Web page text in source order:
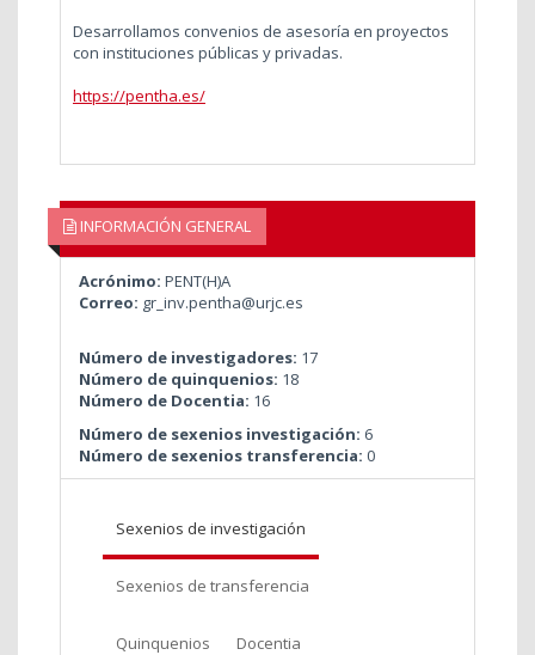
Desarrollamos convenios de asesoría en proyectos
con instituciones públicas y privadas.
https://pentha.es/
INFORMACIÓN GENERAL
Acrónimo: PENT(H)A
Correo: gr_inv.pentha@urjc.es
Número de investigadores: 17
Número de quinquenios: 18
Número de Docentia: 16
Número de sexenios investigación: 6
Número de sexenios transferencia: 0
Sexenios de investigación
Sexenios de transferencia
Quinquenios Docentia